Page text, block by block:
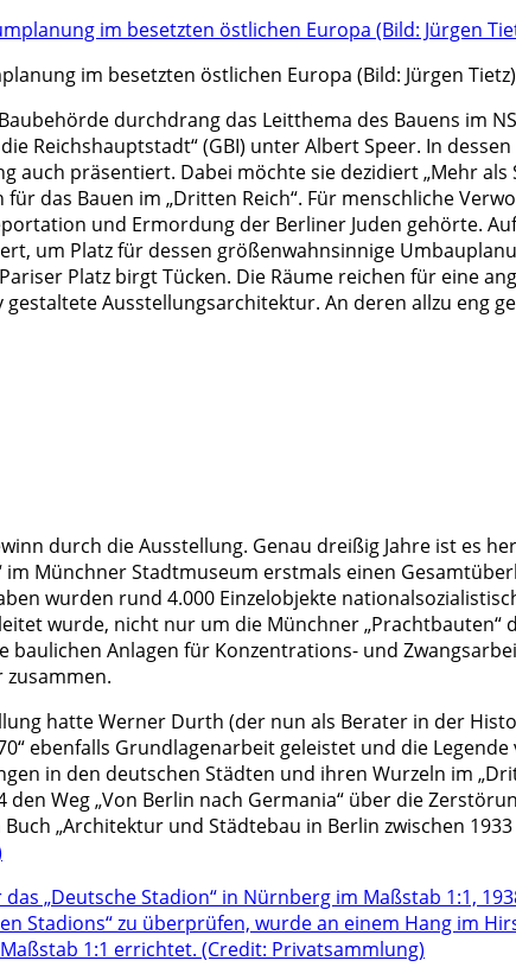
im besetzten östlichen Europa (Bild: Jürgen Tietz)
durchdrang das Leitthema des Bauens im
Reichshauptstadt“ (GBI) unter Albert Speer. In
auch präsentiert. Dabei möchte sie dezidiert „Mehr
das Bauen im „Dritten Reich“. Für menschliche
und Ermordung der Berliner Juden gehörte.
um Platz für dessen größenwahnsinnige
Platz birgt Tücken. Die Räume reichen für eine
Ausstellungsarchitektur. An deren allzu eng
durch die Ausstellung. Genau dreißig Jahre ist es
im Münchner Stadtmuseum erstmals einen
wurden rund 4.000 Einzelobjekte
wurde, nicht nur um die Münchner
baulichen Anlagen für Konzentrations- und
zusammen.
hatte Werner Durth (der nun als Berater in der
ebenfalls Grundlagenarbeit geleistet und die
in den deutschen Städten und ihren Wurzeln im
den Weg „Von Berlin nach Germania“ über die
„Architektur und Städtebau in Berlin zwischen